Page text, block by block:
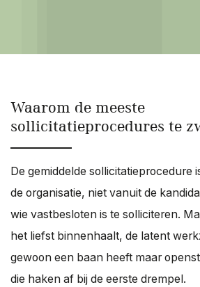
Waarom de meeste
sollicitatieprocedures te
De gemiddelde sollicitatieprocedure
de organisatie, niet vanuit de
wie vastbesloten is te solliciteren.
het liefst binnenhaalt, de latent
gewoon een baan heeft maar
die haken af bij de eerste drempel.